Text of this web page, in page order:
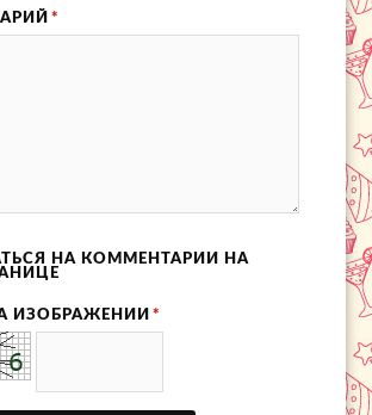
*
НА КОММЕНТАРИИ НА
ИЗОБРАЖЕНИИ *